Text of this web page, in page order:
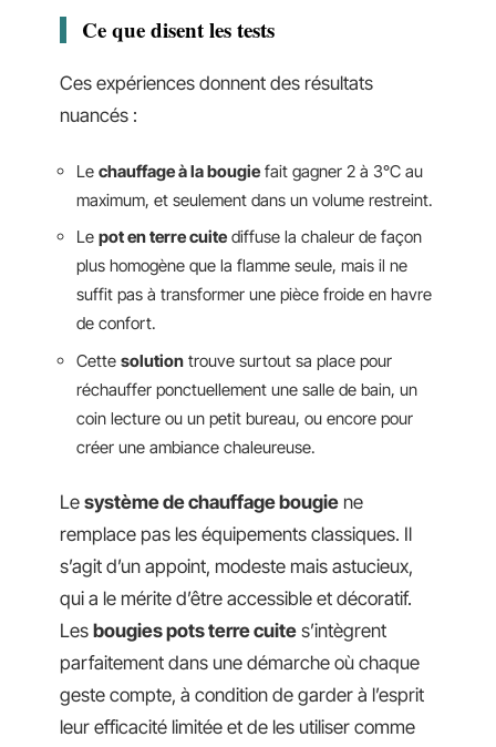
Ce que disent les tests
Ces expériences donnent des résultats
nuancés :
Le chauffage à la bougie fait gagner 2 à 3°C au
maximum, et seulement dans un volume restreint.
Le pot en terre cuite diffuse la chaleur de façon
plus homogène que la flamme seule, mais il ne
suffit pas à transformer une pièce froide en havre
de confort.
Cette solution trouve surtout sa place pour
réchauffer ponctuellement une salle de bain, un
coin lecture ou un petit bureau, ou encore pour
créer une ambiance chaleureuse.
Le système de chauffage bougie ne
remplace pas les équipements classiques. Il
s’agit d’un appoint, modeste mais astucieux,
qui a le mérite d’être accessible et décoratif.
Les bougies pots terre cuite s’intègrent
parfaitement dans une démarche où chaque
geste compte, à condition de garder à l’esprit
leur efficacité limitée et de les utiliser comme